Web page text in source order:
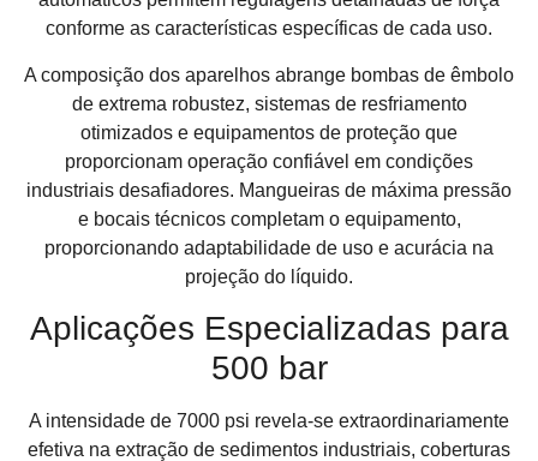
conforme as características específicas de cada uso.
A composição dos aparelhos abrange bombas de êmbolo
de extrema robustez, sistemas de resfriamento
otimizados e equipamentos de proteção que
proporcionam operação confiável em condições
industriais desafiadores. Mangueiras de máxima pressão
e bocais técnicos completam o equipamento,
proporcionando adaptabilidade de uso e acurácia na
projeção do líquido.
Aplicações Especializadas para
500 bar
A intensidade de 7000 psi revela-se extraordinariamente
efetiva na extração de sedimentos industriais, coberturas